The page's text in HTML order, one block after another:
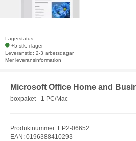
Lagerstatus:
+5 stk. i lager
Leveranstid: 2-3 arbetsdagar
Mer leveransinformation
Microsoft Office Home and
boxpaket - 1 PC/Mac
Produktnummer: EP2-06652
EAN: 0196388410293